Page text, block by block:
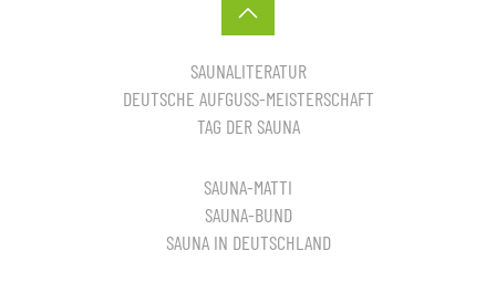
SAUNALITERATUR
DEUTSCHE AUFGUSS-MEISTERSCHAFT
TAG DER SAUNA
SAUNA-MATTI
SAUNA-BUND
SAUNA IN DEUTSCHLAND